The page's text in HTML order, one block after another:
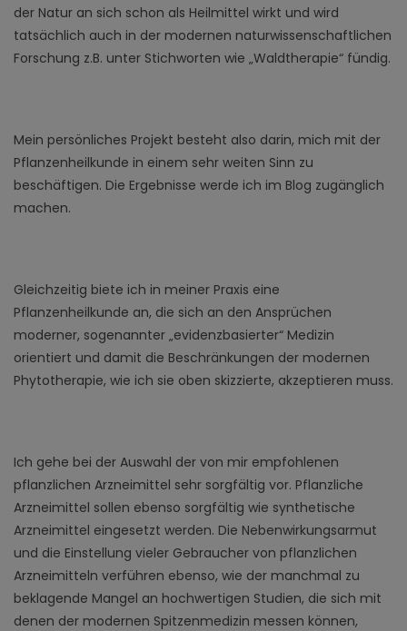
der Natur an sich schon als Heilmittel wirkt und wird
tatsächlich auch in der modernen naturwissenschaftlichen
Forschung z.B. unter Stichworten wie „Waldtherapie“ fündig.
Mein persönliches Projekt besteht also darin, mich mit der
Pflanzenheilkunde in einem sehr weiten Sinn zu
beschäftigen. Die Ergebnisse werde ich im Blog zugänglich
machen.
Gleichzeitig biete ich in meiner Praxis eine
Pflanzenheilkunde an, die sich an den Ansprüchen
moderner, sogenannter „evidenzbasierter“ Medizin
orientiert und damit die Beschränkungen der modernen
Phytotherapie, wie ich sie oben skizzierte, akzeptieren muss.
Ich gehe bei der Auswahl der von mir empfohlenen
pflanzlichen Arzneimittel sehr sorgfältig vor. Pflanzliche
Arzneimittel sollen ebenso sorgfältig wie synthetische
Arzneimittel eingesetzt werden. Die Nebenwirkungsarmut
und die Einstellung vieler Gebraucher von pflanzlichen
Arzneimitteln verführen ebenso, wie der manchmal zu
beklagende Mangel an hochwertigen Studien, die sich mit
denen der modernen Spitzenmedizin messen können,